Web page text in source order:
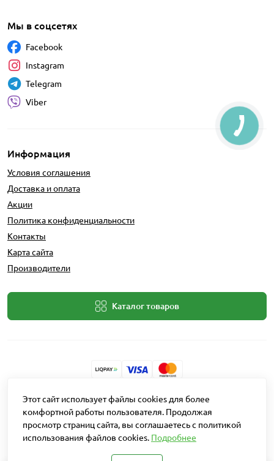
Информация
Условия соглашения
Доставка и оплата
Акции
Политика конфиденциальности
Контакты
Карта сайта
Производители
Каталог товаров
Мы в соцсетях
Facebook
Instagram
Telegram
Viber
Разработчик: Intent Solutions
Работает наOpenCart "Русская сборка"
Агро Рітейл © 2026
Этот сайт использует файлы cookies для более
комфортной работы пользователя. Продолжая
просмотр страниц сайта, вы соглашаетесь с политикой
использования файлов cookies. Подробнее